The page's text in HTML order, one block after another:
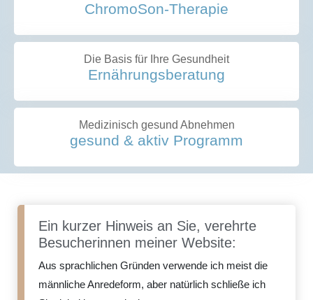
Chro­mo­Son-The­ra­pie
Die Basis für Ihre Gesundheit
Ernäh­rungs­be­ra­tung
Medi­zi­nisch gesund Abnehmen
gesund & aktiv Programm
Ein kurzer Hinweis an Sie, verehrte
Besucherinnen meiner Website:
Aus sprachlichen Gründen verwende ich meist die
männliche Anredeform, aber natürlich schließe ich